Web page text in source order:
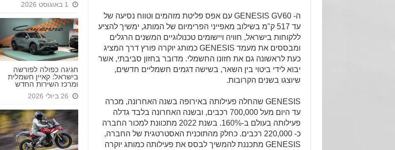
1 באוגוסט 2026
חגיגה כפולה לפורשה
בישראל: קאיין חשמלית
ומרכז השירות החדש
26 ביולי 2026
ה- GENESIS GV60 עם אפס פליטת מזהמים וטווח נסיעה של
עד 517 ק"מ בשילוב מאפייני הפרימיום של המותג, ימשיך להציע
ללקוחות בישראל, חוויה ויישומים טכנולוגיים המשנים הרגלים
ומבססים את מעמד GENESIS כמותג יוקרה פורץ דרך המציג
כעת לראשונה גם את חזונו החשמלי. מדובר בחזון סביבתי, אשר
יבוא לידי ביטוי בין השאר, בשישה דגמים חשמליים חדשים,
שיוצגו בשנים הקרובות.
GENESIS שהחלה פעילותה באירופה בשנה האחרונה, מכרה
עד היום מעל 700,000 רכבים, ובשנה האחרונה בלבד גדלה
פעילותה בעולם ב-160%. בשנת 2022 מתכוונת למכור החברה
כ- 220,000 רכבים. כחלק מהתוכנית האסטרטגית של החברה,
GENESIS מתכננת להמשיך לבסס את פעילותה כמותג יוקרה